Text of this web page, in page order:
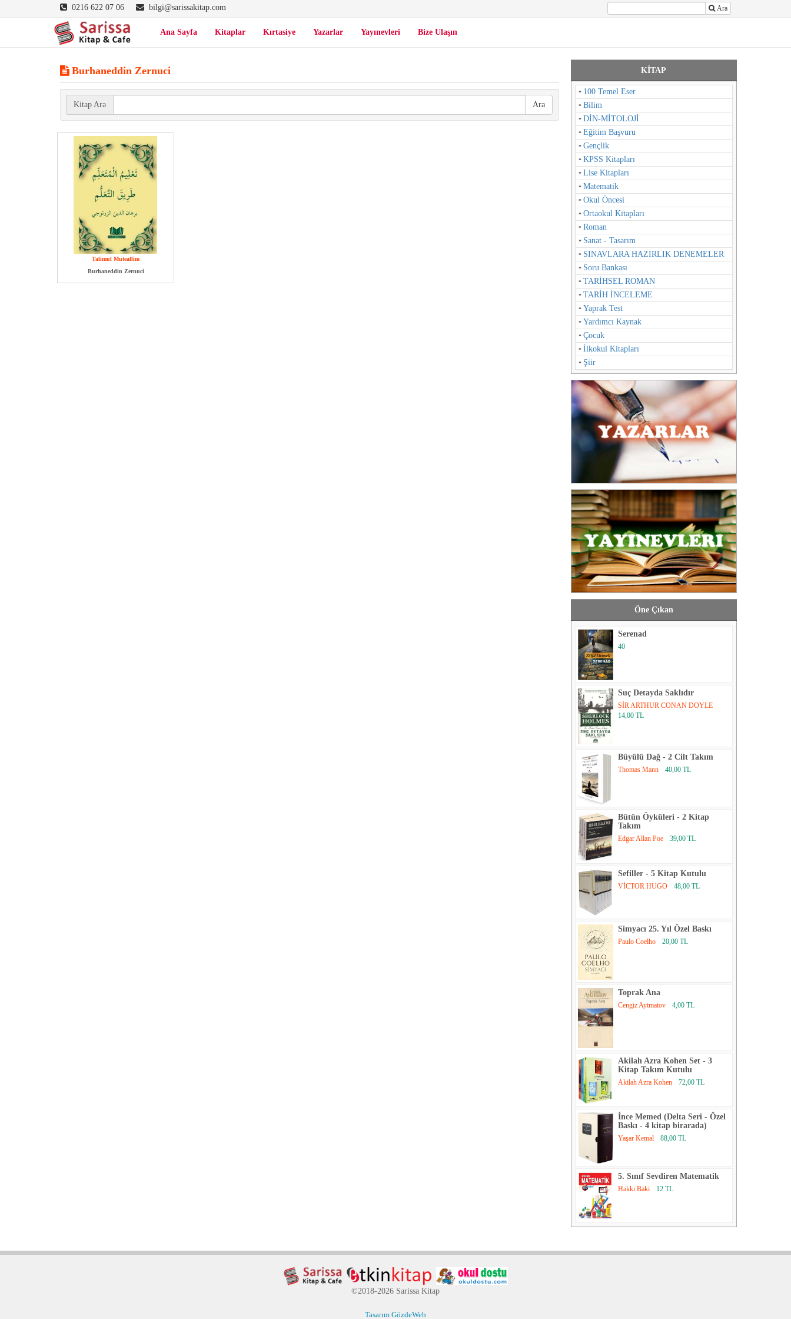
0216 622 07 06 bilgi@sarissakitap.com Ara
Ana Sayfa Kitaplar Kırtasiye Yazarlar Yayınevleri Bize Ulaşın
Burhaneddin Zernuci
Kitap Ara Ara
Talimul Muteallim
Burhaneddin Zernuci
KİTAP
100 Temel Eser
Bilim
DİN-MİTOLOJİ
Eğitim Başvuru
Gençlik
KPSS Kitapları
Lise Kitapları
Matematik
Okul Öncesi
Ortaokul Kitapları
Roman
Sanat - Tasarım
SINAVLARA HAZIRLIK DENEMELER
Soru Bankası
TARİHSEL ROMAN
TARİH İNCELEME
Yaprak Test
Yardımcı Kaynak
Çocuk
İlkokul Kitapları
Şiir
Öne Çıkan
Serenad
40
Suç Detayda Saklıdır
SİR ARTHUR CONAN DOYLE
14,00 TL
Büyülü Dağ - 2 Cilt Takım
Thomas Mann 40,00 TL
Bütün Öyküleri - 2 Kitap
Takım
Edgar Allan Poe 39,00 TL
Sefiller - 5 Kitap Kutulu
VİCTOR HUGO 48,00 TL
Simyacı 25. Yıl Özel Baskı
Paulo Coelho 20,00 TL
Toprak Ana
Cengiz Aytmatov 4,00 TL
Akilah Azra Kohen Set - 3
Kitap Takım Kutulu
Akilah Azra Kohen 72,00 TL
İnce Memed (Delta Seri - Özel
Baskı - 4 kitap birarada)
Yaşar Kemal 88,00 TL
5. Sınıf Sevdiren Matematik
Hakkı Baki 12 TL
©2018-2026 Sarissa Kitap
Tasarım GözdeWeb